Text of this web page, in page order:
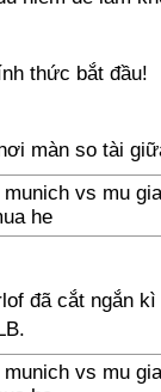
thức bắt đầu!
màn so tài
đã cắt ngắn